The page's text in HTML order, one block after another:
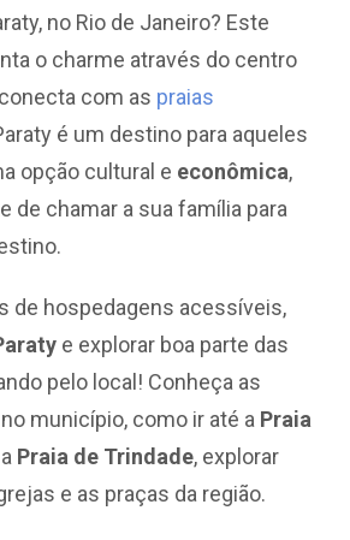
no Rio de Janeiro? Este
o charme através do centro
com as praias
é um destino para aqueles
opção cultural e econômica,
de chamar a sua família para
de hospedagens acessíveis,
e explorar boa parte das
pelo local! Conheça as
município, como ir até a Praia
Praia de Trindade, explorar
e as praças da região.